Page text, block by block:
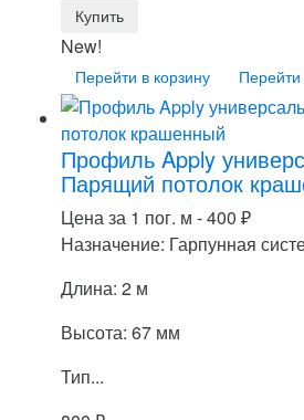
New!
Перейти в корзину Перейти
Профиль Apply
Парящий потолок
Цена за 1 пог. м -400 ₽
Назначение: Гарпунная
Длина: 2 м
Высота: 67 мм
Тип...